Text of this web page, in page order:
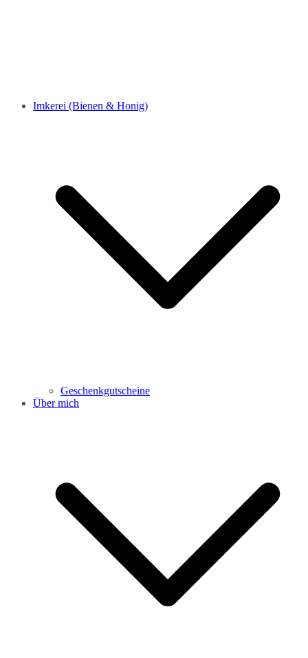
Imkerei (Bienen & Honig)
Geschenkgutscheine
Über mich